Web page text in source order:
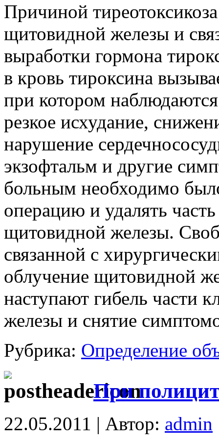
Причиной
щитовидной железы и
выработки гормона
в кровь тироксина
при котором
резкое исхудание,
нарушение
экзофтальм и другие
больным необходимо
операцию и удалять
щитовидной железы.
связанной с
облучение щитовидной
наступают гибель части
железы и снятие
Рубрика: Определение
При
22.05.2011 | Автор: admin